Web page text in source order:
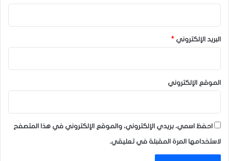
البريد الإلكتروني *
الموقع الإلكتروني
احفظ اسمي، بريدي الإلكتروني، والموقع الإلكتروني في هذا المتصفح
لاستخدامها المرة المقبلة في تعليقي.